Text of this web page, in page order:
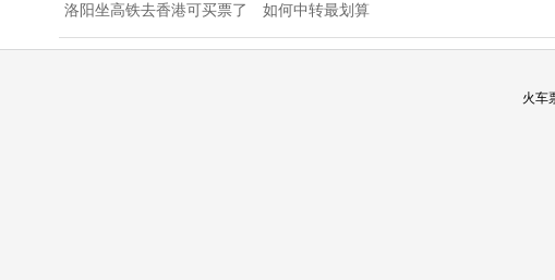
洛阳坐高铁去香港可买票了 如何中转最划算
火车